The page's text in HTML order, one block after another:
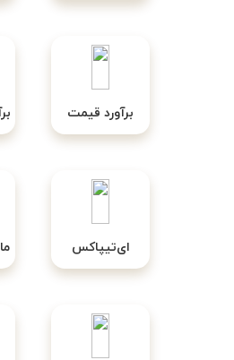
برآورد قیمت
ای‌تیپاکس